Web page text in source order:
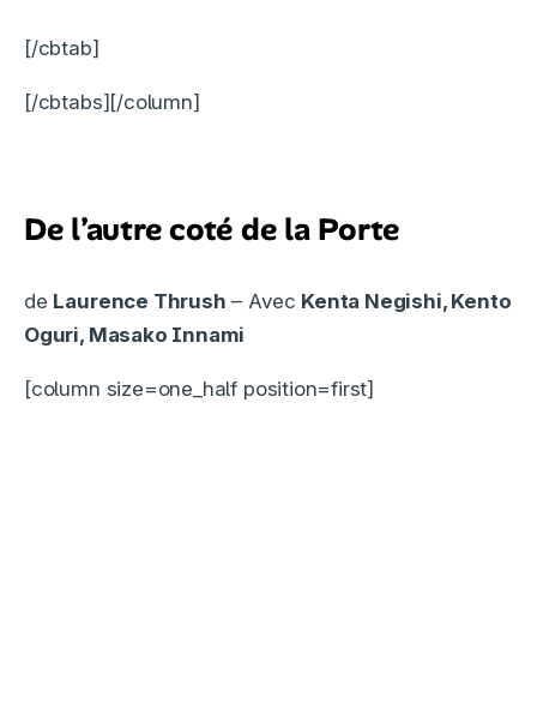
[/cbtab]
[/cbtabs][/column]
De l’autre coté de la Porte
de Laurence Thrush – Avec Kenta Negishi, Kento
Oguri, Masako Innami
[column size=one_half position=first]